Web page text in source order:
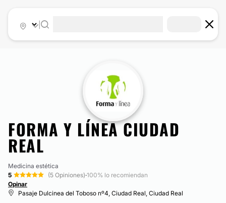
FORMA Y LÍNEA CIUDAD
REAL
Medicina estética
5
(5 Opiniones)·100% lo recomiendan
Opinar
Pasaje Dulcinea del Toboso nº4, Ciudad Real, Ciudad Real